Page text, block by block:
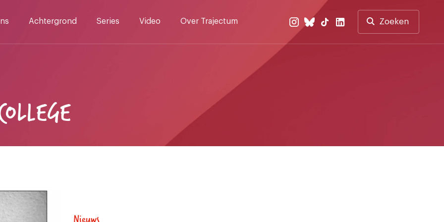
Achtergrond Series Video Over Trajectum Zoeken